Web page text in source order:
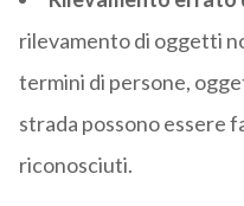
rilevamento di oggetti
termini di persone,
strada possono essere
riconosciuti.